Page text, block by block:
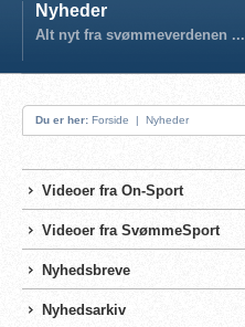
Nyheder
Alt nyt fra svømmeverdenen ...
Du er her: Forside | Nyheder
Videoer fra On-Sport
Videoer fra SvømmeSport
Nyhedsbreve
Nyhedsarkiv